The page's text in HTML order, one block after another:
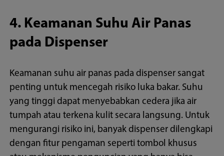
4. Keamanan Suhu Air Panas
pada Dispenser
Keamanan suhu air panas pada dispenser sangat
penting untuk mencegah risiko luka bakar. Suhu
yang tinggi dapat menyebabkan cedera jika air
tumpah atau terkena kulit secara langsung. Untuk
mengurangi risiko ini, banyak dispenser dilengkapi
dengan fitur pengaman seperti tombol khusus